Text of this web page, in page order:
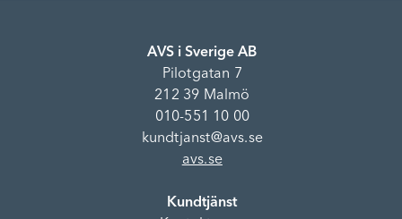
AVS i Sverige AB
Pilotgatan 7
212 39 Malmö
010-551 10 00
kundtjanst@avs.se
avs.se
Kundtjänst